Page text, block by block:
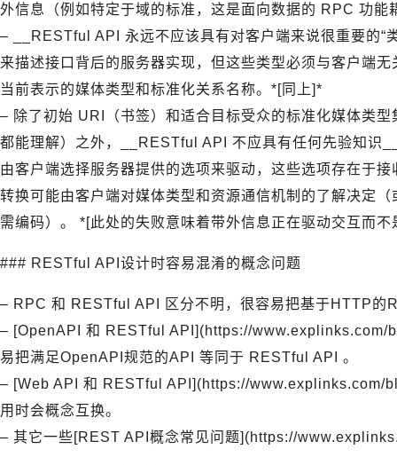
外信息（例如特定于域的标准，这是面向数据的 RPC 功能
– __RESTful API 永远不应该具有对客户端来说很重要的“
来描述接口背后的服务器实现，但这些类型必须与客户端
当前表示的媒体类型和标准化关系名称。*[同上]*
– 除了初始 URI（书签）和适合目标受众的标准化媒体类
都能理解）之外，__RESTful API 不应具有任何先验知识
由客户端选择服务器提供的选项来驱动，这些选项存在于
转换可能由客户端对媒体类型和资源通信机制的了解决定
需编码）。 *[此处的失败意味着带外信息正在驱动交互而不
### RESTful API设计时容易混淆的概念问题
– RPC 和 RESTful API 区分不明，很容易把基于HTTP的
– [OpenAPI 和 RESTful API](https://www.explinks.com/
易把满足OpenAPI规范的API 等同于 RESTful API 。
– [Web API 和 RESTful API](https://www.explinks.com/
用时会概念互换。
– 其它一些[REST API概念常见问题](https://